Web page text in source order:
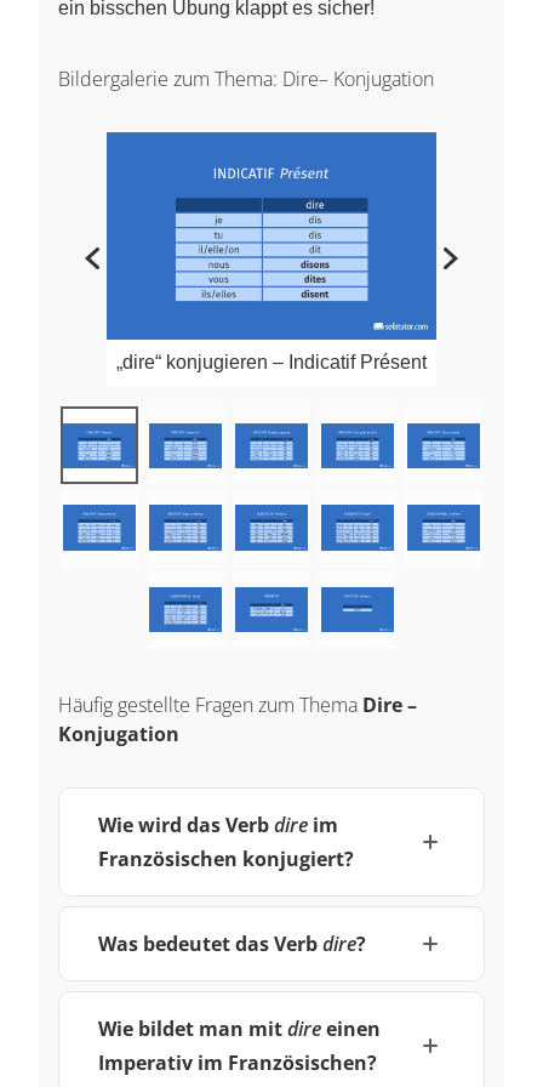
ein bisschen Übung klappt es sicher!
Bildergalerie zum Thema: Dire– Konjugation
„dire“ konjugieren – Indicatif Présent
Häufig gestellte Fragen zum Thema Dire –
Konjugation
Wie wird das Verbdire im
Französischen konjugiert?
Was bedeutet das Verbdire?
Wie bildet man mitdireeinen
Imperativ im Französischen?